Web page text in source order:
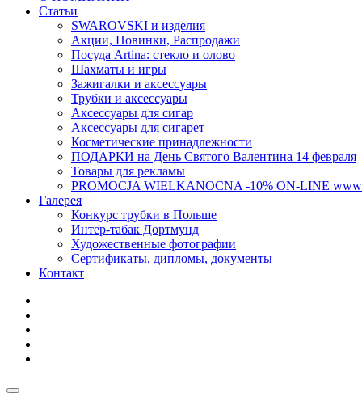
Статьи
SWAROVSKI и изделия
Акции, Новинки, Распродажи
Посуда Artina: стекло и олово
Шахматы и игры
Зажигалки и аксессуары
Трубки и аксессуары
Аксессуары для сигар
Аксессуары для сигарет
Косметические принадлежности
ПОДАРКИ на День Святого Валентина 14 февраля
Товары для рекламы
PROMOCJA WIELKANOCNA -10% ON-LINE
Галерея
Конкурс трубки в Польше
Интер-табак Дортмунд
Художественные фотографии
Сертификаты, дипломы, документы
Контакт